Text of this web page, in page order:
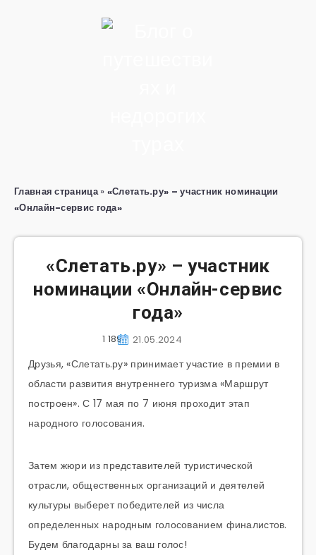
Главная страница» «Слетать.ру» – участник номинации
«Онлайн-сервис года»
«Слетать.ру» – участник
номинации «Онлайн-сервис
года»
21.05.2024
1 189
Друзья, «Слетать.ру» принимает участие в премии в
области развития внутреннего туризма «Маршрут
построен». С 17 мая по 7 июня проходит этап
народного голосования.
Затем жюри из представителей туристической
отрасли, общественных организаций и деятелей
культуры выберет победителей из числа
определенных народным голосованием финалистов.
Будем благодарны за ваш голос!